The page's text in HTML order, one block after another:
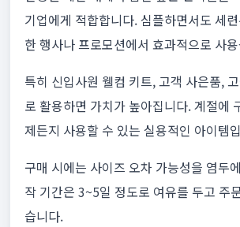
기업에게 적합합니다. 심플하면서도 세
한 행사나 프로모션에서 효과적으로 사
특히 신입사원 웰컴 키트, 고객 사은품,
로 활용하면 가치가 높아집니다. 계절에
제든지 사용할 수 있는 실용적인 아이템
구매 시에는 사이즈 오차 가능성을 염두
작 기간은 3~5일 정도로 여유를 두고 주
습니다.